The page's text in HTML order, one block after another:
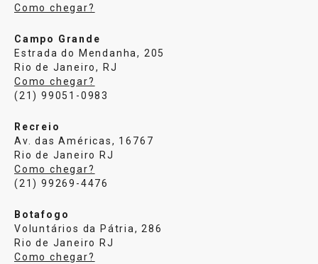
Como chegar?
Campo Grande
Estrada do Mendanha, 205
Rio de Janeiro, RJ
Como chegar?
(21) 99051-0983
Recreio
Av. das Américas, 16767
Rio de Janeiro RJ
Como chegar?
(21) 99269-4476
Botafogo
Voluntários da Pátria, 286
Rio de Janeiro RJ
Como chegar?